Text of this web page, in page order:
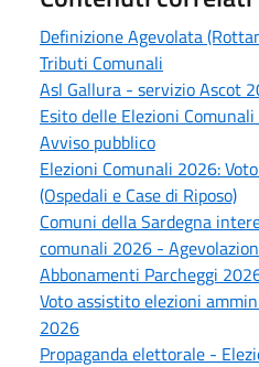
Definizione Agevolata
Tributi Comunali
Asl Gallura - servizio Ascot
Esito delle Elezioni
Avviso pubblico
Elezioni Comunali 2026:
(Ospedali e Case di Riposo)
Comuni della Sardegna
comunali 2026 -
Abbonamenti Parcheggi
Voto assistito elezioni
2026
Propaganda elettorale -